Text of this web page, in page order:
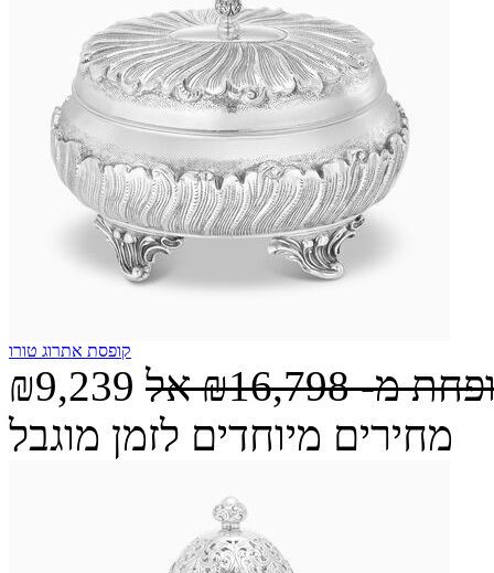
קופסת אתרוג טורו
₪9,239 מ-₪16,798 אל
מחירים מיוחדים לזמן מוגבל